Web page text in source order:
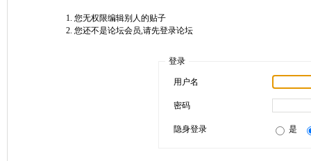
您无权限编辑别人的贴子
您还不是论坛会员,请先登录论坛
登录
用户名
密码
隐身登录 是